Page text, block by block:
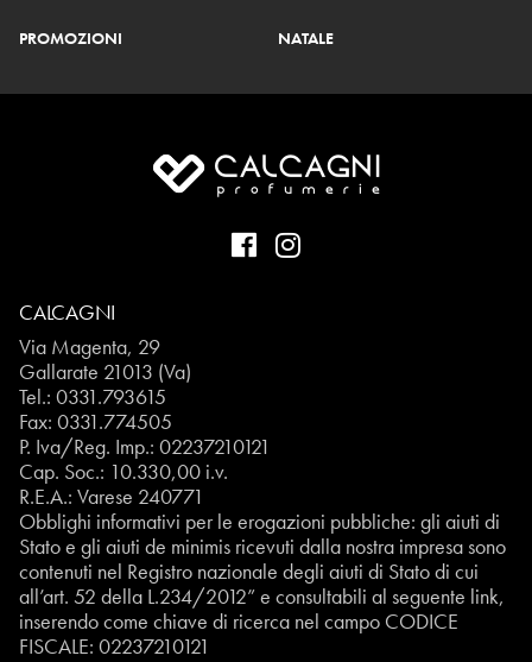
PROMOZIONI NATALE
CALCAGNI
Via Magenta, 29
Gallarate 21013 (Va)
Tel.: 0331.793615
Fax: 0331.774505
P. Iva/Reg. Imp.: 02237210121
Cap. Soc.: 10.330,00 i.v.
R.E.A.: Varese 240771
Obblighi informativi per le erogazioni pubbliche: gli aiuti di
Stato e gli aiuti de minimis ricevuti dalla nostra impresa sono
contenuti nel Registro nazionale degli aiuti di Stato di cui
all’art. 52 della L.234/2012” e consultabili al seguente link,
inserendo come chiave di ricerca nel campo CODICE
FISCALE: 02237210121